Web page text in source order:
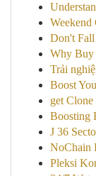
Weekend
Don't
Why Buy
Trải
Boost
get
Boosting
J 36
NoChain
Pleksi